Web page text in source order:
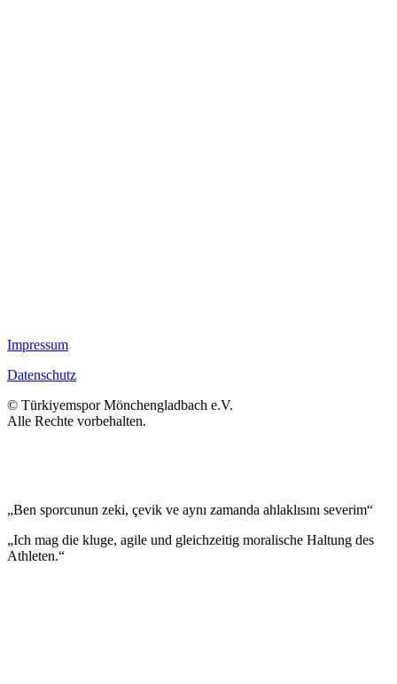
Impressum
Datenschutz
© Türkiyemspor Mönchengladbach e.V.
Alle Rechte vorbehalten.
„Ben sporcunun zeki, çevik ve aynı zamanda ahlaklısını severim“
„Ich mag die kluge, agile und gleichzeitig moralische Haltung des
Athleten.“